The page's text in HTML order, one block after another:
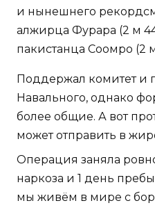
и нынешнего
алжирца Фурара (2 м
пакистанца Соомро (2
Поддержал комитет и
Навального, однако
более общие. А вот
может отправить в
Операция заняла
наркоза и 1 день
мы живём в мире с